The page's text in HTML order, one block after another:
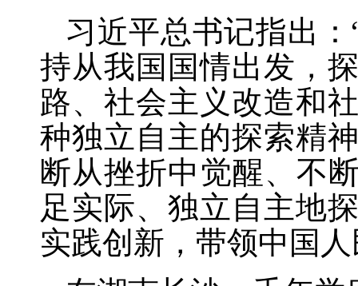
习近平总书记指出：
持从我国国情出发，
路、社会主义改造和
种独立自主的探索精
断从挫折中觉醒、不
足实际、独立自主地
实践创新，带领中国